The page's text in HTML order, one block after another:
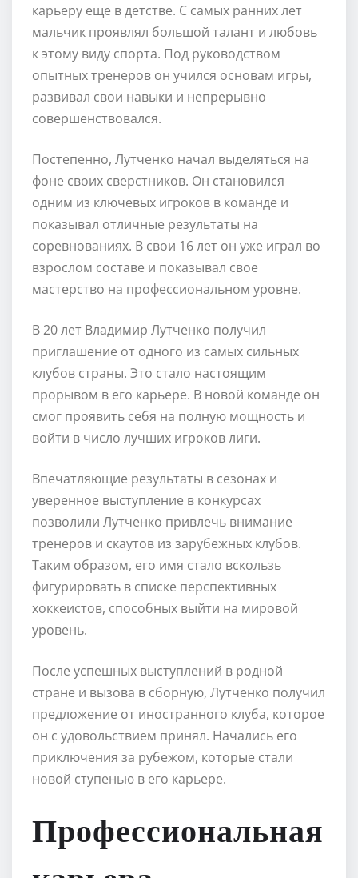
карьеру еще в детстве. С самых ранних лет
мальчик проявлял большой талант и любовь
к этому виду спорта. Под руководством
опытных тренеров он учился основам игры,
развивал свои навыки и непрерывно
совершенствовался.
Постепенно, Лутченко начал выделяться на
фоне своих сверстников. Он становился
одним из ключевых игроков в команде и
показывал отличные результаты на
соревнованиях. В свои 16 лет он уже играл во
взрослом составе и показывал свое
мастерство на профессиональном уровне.
В 20 лет Владимир Лутченко получил
приглашение от одного из самых сильных
клубов страны. Это стало настоящим
прорывом в его карьере. В новой команде он
смог проявить себя на полную мощность и
войти в число лучших игроков лиги.
Впечатляющие результаты в сезонах и
уверенное выступление в конкурсах
позволили Лутченко привлечь внимание
тренеров и скаутов из зарубежных клубов.
Таким образом, его имя стало вскользь
фигурировать в списке перспективных
хоккеистов, способных выйти на мировой
уровень.
После успешных выступлений в родной
стране и вызова в сборную, Лутченко получил
предложение от иностранного клуба, которое
он с удовольствием принял. Начались его
приключения за рубежом, которые стали
новой ступенью в его карьере.
Профессиональная